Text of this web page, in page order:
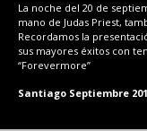
La noche del 20 de
mano de Judas Priest,
Recordamos la
sus mayores éxitos con
“Forevermore”
Santiago Septiembre